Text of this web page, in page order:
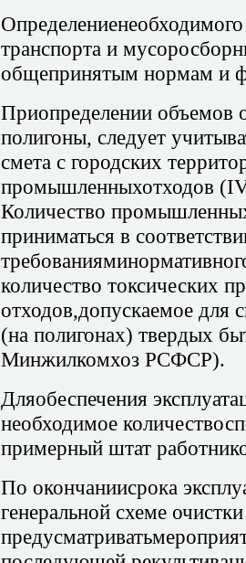
транспорта и
общепринятым нормам и
Приопределении объемов
полигоны, следует
смета с городских
промышленныхотходов (IV
Количество
приниматься в
количество токсических
отходов,допускаемое для
(на полигонах) твердых
Минжилкомхоз РСФСР).
Дляобеспечения
необходимое
примерный штат
По окончаниисрока
генеральной схеме